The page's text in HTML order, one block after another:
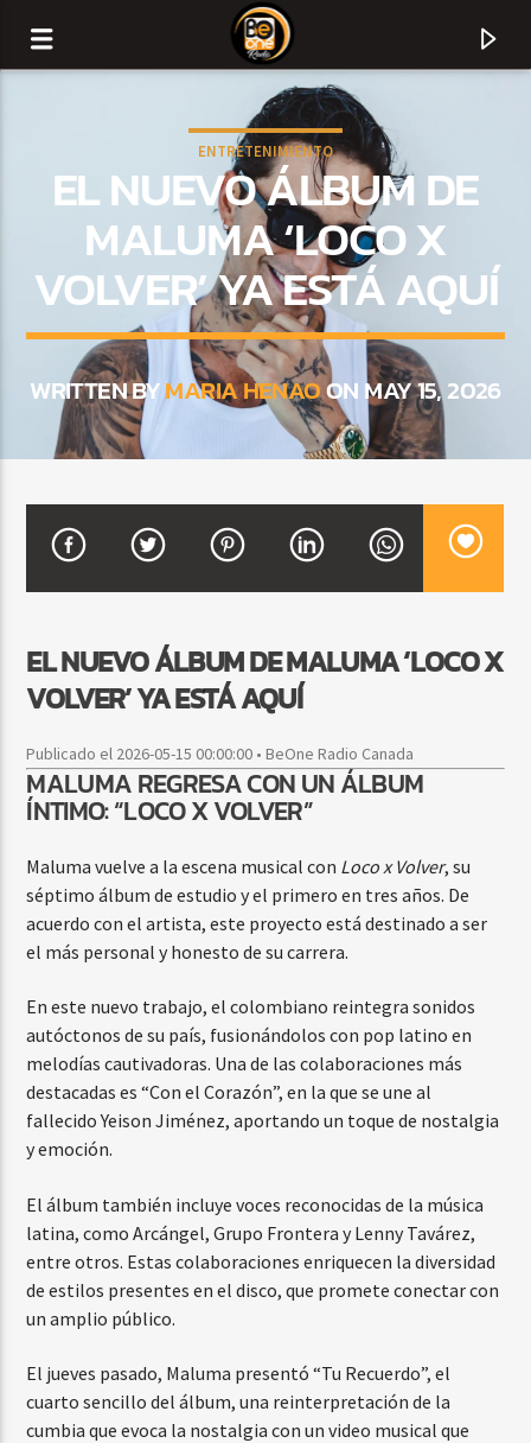
CURRENT TRACK
ARTIST
VIBRAS TROPICALES
2:00 AM 4:00 AM
Beone Radio
ENTRETENIMIENTO
EL NUEVO ÁLBUM DE
MALUMA ‘LOCO X
VOLVER’ YA ESTÁ AQUÍ
WRITTEN BYMARIA HENAOON MAY 15, 2026
EL NUEVO ÁLBUM DE MALUMA ‘LOCO X
VOLVER’ YA ESTÁ AQUÍ
Publicado el 2026-05-15 00:00:00 • BeOne Radio Canada
MALUMA REGRESA CON UN ÁLBUM
ÍNTIMO: “LOCO X VOLVER”
Maluma vuelve a la escena musical con Loco x Volver, su
séptimo álbum de estudio y el primero en tres años. De
acuerdo con el artista, este proyecto está destinado a ser
el más personal y honesto de su carrera.
En este nuevo trabajo, el colombiano reintegra sonidos
autóctonos de su país, fusionándolos con pop latino en
melodías cautivadoras. Una de las colaboraciones más
destacadas es “Con el Corazón”, en la que se une al
fallecido Yeison Jiménez, aportando un toque de nostalgia
y emoción.
El álbum también incluye voces reconocidas de la música
latina, como Arcángel, Grupo Frontera y Lenny Tavárez,
entre otros. Estas colaboraciones enriquecen la diversidad
de estilos presentes en el disco, que promete conectar con
un amplio público.
El jueves pasado, Maluma presentó “Tu Recuerdo”, el
cuarto sencillo del álbum, una reinterpretación de la
cumbia que evoca la nostalgia con un video musical que